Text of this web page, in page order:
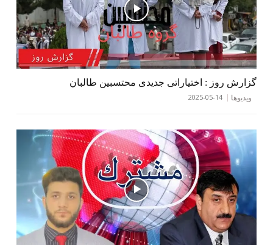
گزارش روز : اختیاراتی جدیدی محتسبین طالبان
ویدیوها 2025-05-14